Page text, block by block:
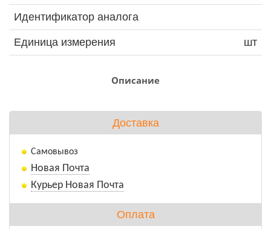
Идентификатор аналога
Единица измерения шт
Описание
Доставка
Самовывоз
Новая Почта
Курьер Новая Почта
Оплата